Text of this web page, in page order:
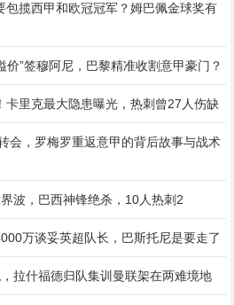
包揽西甲和欧冠冠军？姆巴佩金球奖有
价”签穆阿尼，巴黎精准收割意甲豪门？
卡里克最大隐患曝光，热刺曾27人伤缺
会，罗梅罗重返意甲的背后故事与战术
波，巴西神锋绝杀，10人热刺2
万谈妥英超队长，巴斯托尼是要走了
拉什福德归队集训曼联架在两难境地